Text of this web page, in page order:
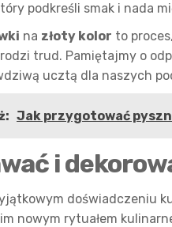
podkreśli smak i nada
na złoty kolor to
trud. Pamiętajmy o
ucztą dla naszych
Jak przygotować
i
doświadczeniu
nowym rytuałem